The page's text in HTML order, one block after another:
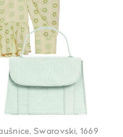
Swarovski, 1669